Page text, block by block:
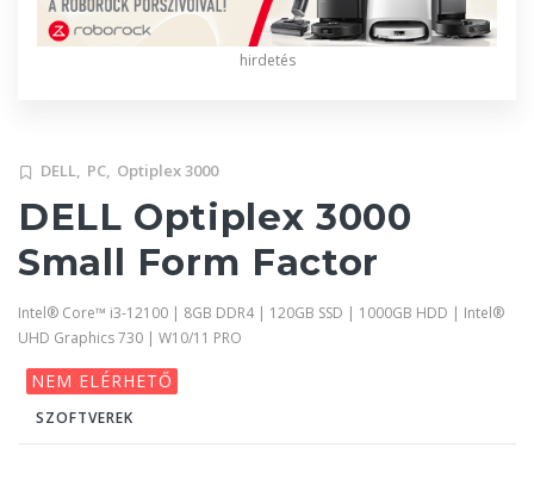
hirdetés
DELL, PC, Optiplex 3000
DELL Optiplex 3000
Small Form Factor
Intel® Core™ i3-12100 | 8GB DDR4 | 120GB SSD | 1000GB HDD | Intel®
UHD Graphics 730 | W10/11 PRO
NEM ELÉRHETŐ
SZOFTVEREK